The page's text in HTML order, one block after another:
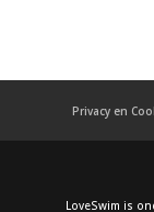
Privacy en
LoveSwim is